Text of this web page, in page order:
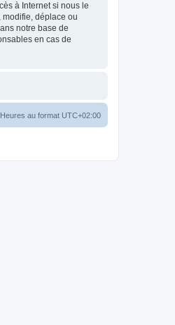
à Internet si nous le
déplace ou
notre base de
en cas de
Heures au format UTC+02:00